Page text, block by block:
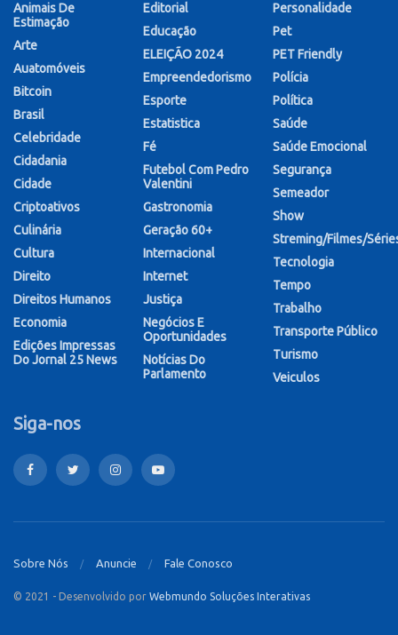
Animais De
Estimação
Arte
Auatomóveis
Bitcoin
Brasil
Celebridade
Cidadania
Cidade
Criptoativos
Culinária
Cultura
Direito
Direitos Humanos
Economia
Edições Impressas
Do Jornal 25 News
Editorial
Educação
ELEIÇÃO 2024
Empreendedorismo
Esporte
Estatistica
Fé
Futebol Com Pedro
Valentini
Gastronomia
Geração 60+
Internacional
Internet
Justiça
Negócios E
Oportunidades
Notícias Do
Parlamento
Personalidade
Pet
PET Friendly
Polícia
Política
Saúde
Saúde Emocional
Segurança
Semeador
Show
Streming/Filmes/
Tecnologia
Tempo
Trabalho
Transporte Público
Turismo
Veiculos
Siga-nos
Sobre Nós Anuncie Fale Conosco
© 2021 - Desenvolvido por Webmundo Soluções Interativas